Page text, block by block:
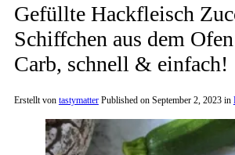
Gefüllte Hackfleisch
Schiffchen aus dem
Carb, schnell & einfach!
Erstellt von tastymatter Published on September 2, 2023 in